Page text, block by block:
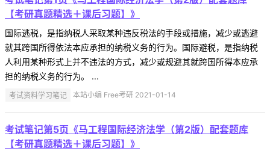
【考研真题精选＋课后习题】》
国际逃税，是指纳税人采取某种违反税法的手段或措施，减少或逃避
就其跨国所得依法本应承担的纳税义务的行为。国际避税，是指纳税
人利用某种形式上并不违法的方式，减少或规避其就跨国所得本应承
担的纳税义务的行为。 ...
考试资料学习笔记 本站小编 Free考研 2021-01-14
考试笔记第5页《马工程国际经济法学（第2版）配套题库
【考研真题精选＋课后习题】》